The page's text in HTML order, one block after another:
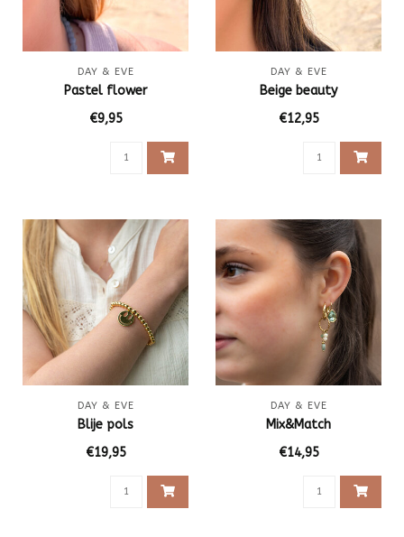
DAY & EVE
Pastel flower
€9,95
DAY & EVE
Beige beauty
€12,95
DAY & EVE
Blije pols
€19,95
DAY & EVE
Mix&Match
€14,95